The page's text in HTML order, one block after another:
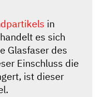
in
es sich
Glasfaser des
Einschluss die
ist dieser